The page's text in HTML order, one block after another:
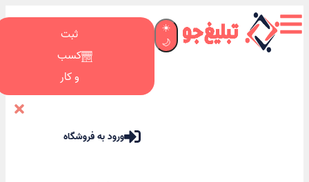
☀️
🌙
ثبت
کسب
و کار
ورود به فروشگاه